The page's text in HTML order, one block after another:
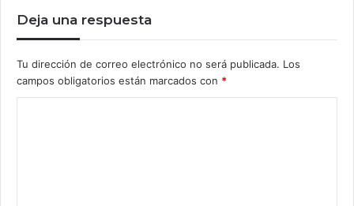
Deja una respuesta
Tu dirección de correo electrónico no será publicada. Los
campos obligatorios están marcados con *